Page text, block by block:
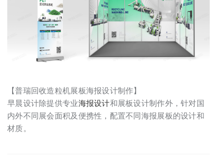
【普瑞回收造粒机展板海报设计制作】
早晨设计除提供专业海报设计和展板设计制作外，针对国
内外不同展会面积及便携性，配置不同海报展板的设计和
材质。